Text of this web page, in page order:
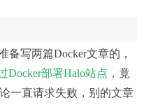
备写两篇Docker文章的，
Docker部署Halo站点 ，竟
一直请求失败，别的文章